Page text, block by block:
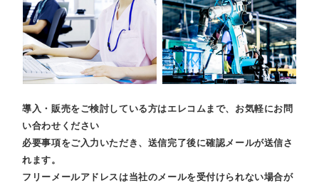
導入・販売をご検討している方はエレコムまで、お気軽にお問
い合わせください
必要事項をご入力いただき、送信完了後に確認メールが送信さ
れます。
フリーメールアドレスは当社のメールを受付けられない場合が